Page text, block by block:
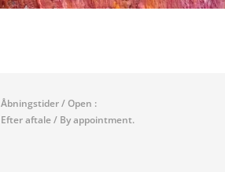
Åbningstider / Open :
Efter aftale / By appointment.